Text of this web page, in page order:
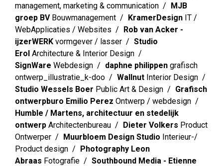
management, marketing & communication
MJB
groep BV Bouwmanagement KramerDesign IT /
WebApplicaties / Websites
Rob van Acker -
ijzerWERK vormgever / lasser
Studio
Erol Architecture & Interior Design
SignWare Webdesign daphne philippen grafisch
ontwerp_illustratie_k-doo
Wallnut Interior Design
Studio Wessels Boer Public Art & Design
Grafisch
ontwerpburo Emilio Perez Ontwerp / webdesign
Humble / Martens, architectuur en stedelijk
ontwerp Architectenbureau Dieter Volkers Product
Ontwerper
Muurbloem Design Studio Interieur-/
Product design
Photography Leon
Abraas Fotografie
Southbound Media - Etienne